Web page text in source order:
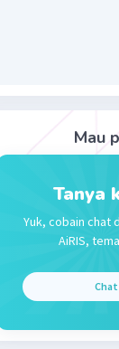
Mau
Tanya
Yuk, cobain chat
AiRIS,
Chat